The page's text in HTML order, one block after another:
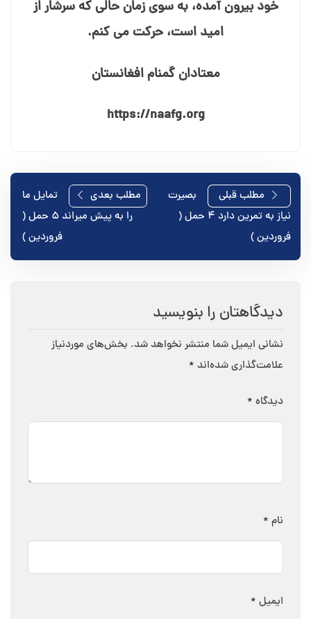
خود بیرون آمده، به سوی زمان حالی که سرشار از
امید است، حرکت می⁯ کنم.
معتادان گمنام افغانستان
https://naafg.org
راهبری
نوشته
مطلب قبلی
بصيرت
نیاز به تمرین دارد ۴ حمل (
فروردین )
مطلب بعدی
تمایل ما
را به پیش میراند ۵ حمل (
فروردین )
دیدگاهتان را بنویسید
نشانی ایمیل شما منتشر نخواهد شد. بخش‌های موردنیاز
علامت‌گذاری شده‌اند *
دیدگاه *
نام *
ایمیل *